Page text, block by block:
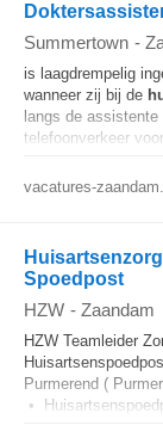
Summertown -
is laagdrempelig
wanneer zij bij de
langs de
telefoonverkeer
vacatures-
Spoedpost
HZW - Zaandam
HZW Teamleider
Purmerend (
•